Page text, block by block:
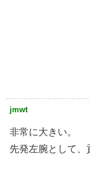
jmwt
非常に大きい。
先発左腕として、